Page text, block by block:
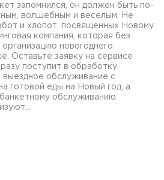
запомнился, он должен быть по-
волшебным и веселым. Не
и хлопот, посвященных Новому
компания, которая без
новогоднего
Оставьте заявку на сервисе
поступит в обработку.
выездное обслуживание с
готовой еды на Новый год, а
обслуживанию: